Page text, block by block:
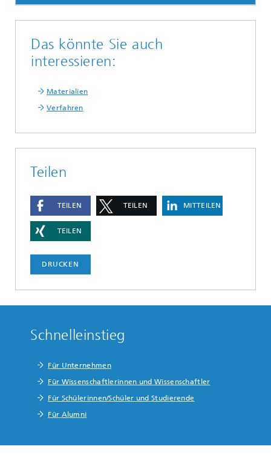
Das könnte Sie auch
interessieren:
Materialien
Verfahren
Teilen
TEILEN TEILEN MITTEILEN
TEILEN
DRUCKEN
Schnelleinstieg
Für Unternehmen
Für Wissenschaftlerinnen und Wissenschaftler
Für Schülerinnen/Schüler und Studierende
Für Alumni